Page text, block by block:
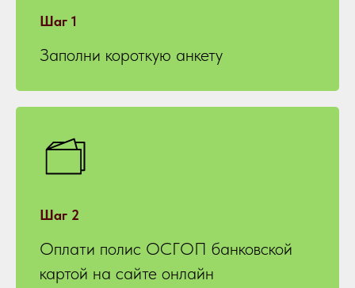
Шаг 1
Заполни короткую анкету
Шаг 2
Оплати полис ОСГОП банковской
картой на сайте онлайн